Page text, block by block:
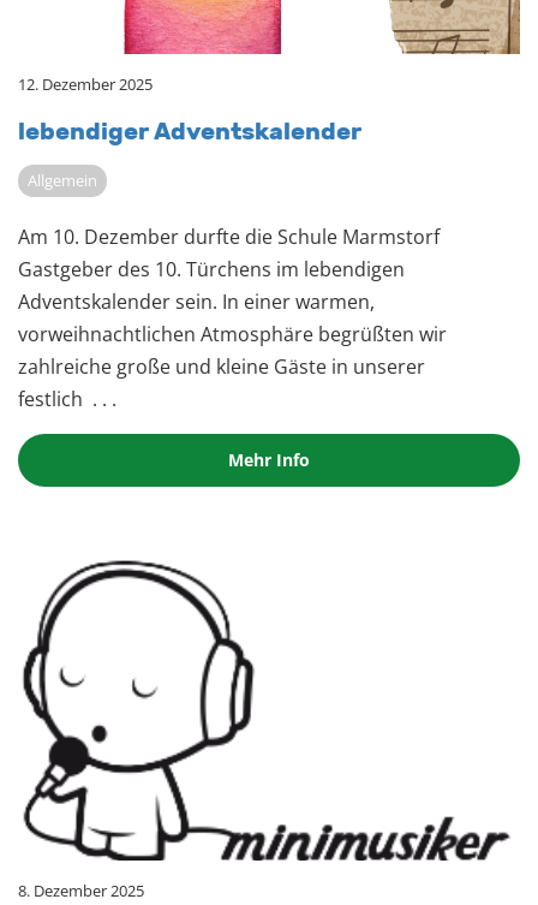
12. Dezember 2025
le­ben­di­ger Ad­vents­ka­len­der
Allgemein
Am 10. Dezember durfte die Schule Marmstorf
Gastgeber des 10. Türchens im lebendigen
Adventskalender sein. In einer warmen,
vorweihnachtlichen Atmosphäre begrüßten wir
zahlreiche große und kleine Gäste in unserer
festlich . . .
Mehr Info
8. Dezember 2025